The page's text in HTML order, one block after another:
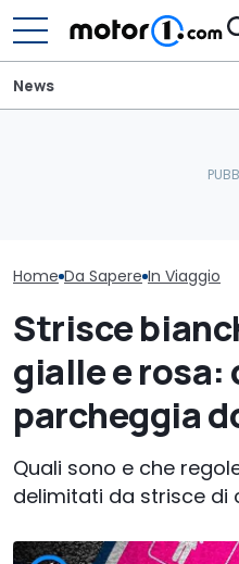
News
Home Da Sapere In Viaggio
Strisce
gialle e rosa:
parcheggia
Quali sono e che
delimitati da strisce di